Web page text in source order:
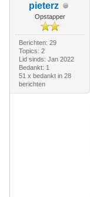
pieterz
Opstapper
Berichten: 29
Topics: 2
Lid sinds: Jan 2022
Bedankt: 1
51 x bedankt in 28
berichten